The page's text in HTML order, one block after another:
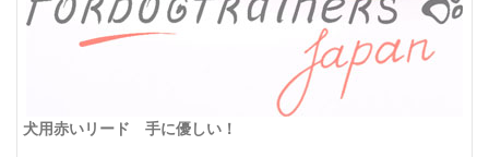
犬用赤いリード 手に優しい！